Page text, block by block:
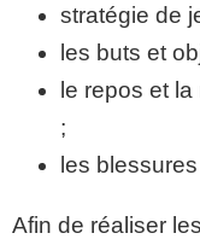
stratégie de
les buts et
le repos et
;
les
Afin de réaliser